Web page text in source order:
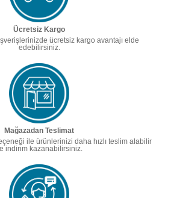
Ücretsiz Kargo
ücretsiz kargo avantajı elde
edebilirsiniz.
Mağazadan Teslimat
ile ürünlerinizi daha hızlı teslim alabilir
indirim kazanabilirsiniz.